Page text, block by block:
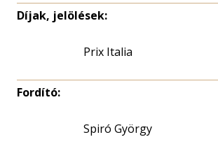
Díjak, jelölések:
Prix Italia
Fordító:
Spiró György